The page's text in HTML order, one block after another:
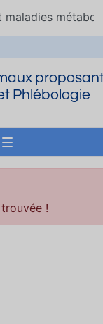
Phlébologie
!